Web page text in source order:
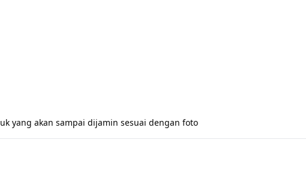
yang akan sampai dijamin sesuai dengan foto